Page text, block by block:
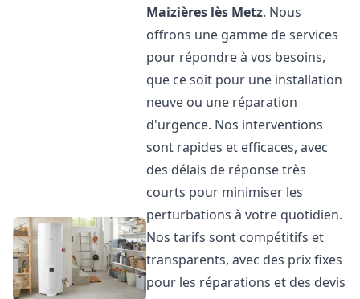
Maizières lès Metz. Nous
offrons une gamme de services
pour répondre à vos besoins,
que ce soit pour une installation
neuve ou une réparation
d'urgence. Nos interventions
sont rapides et efficaces, avec
des délais de réponse très
courts pour minimiser les
perturbations à votre quotidien.
Nos tarifs sont compétitifs et
transparents, avec des prix fixes
pour les réparations et des devis